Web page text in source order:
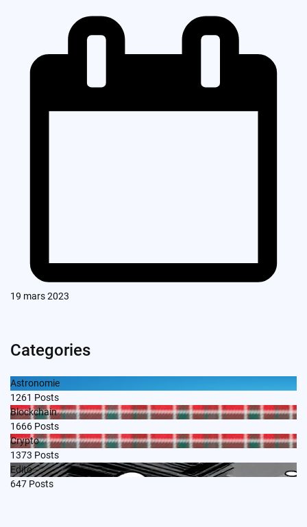
19 mars 2023
Categories
Astronomie
1261 Posts
Blockchain
1666 Posts
Crypto
1373 Posts
Edito
647 Posts